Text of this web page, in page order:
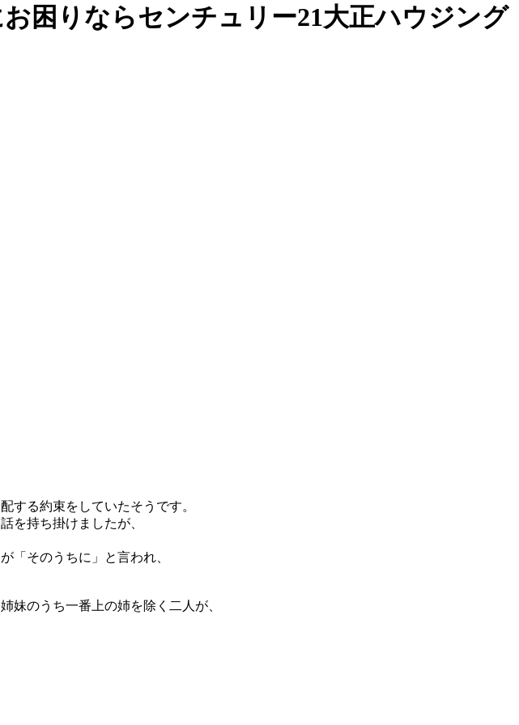
困りならセンチュリー21大正ハウジング
する約束をしていたそうです。
を持ち掛けましたが、
「そのうちに」と言われ、
妹のうち一番上の姉を除く二人が、